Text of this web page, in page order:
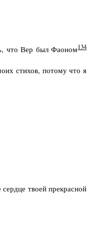
что Вер был Фаоном134
стихов, потому что я
твоей прекрасной